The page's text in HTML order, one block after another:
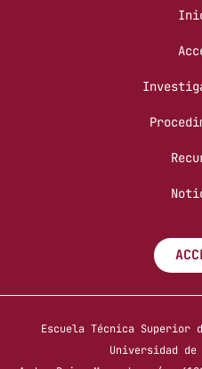
Escuela Técnica
Universidad